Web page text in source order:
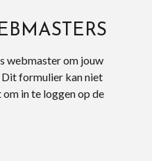
webmaster om jouw
formulier kan niet
in te loggen op de